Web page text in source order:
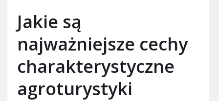
Jakie są
najważniejsze cechy
charakterystyczne
agroturystyki